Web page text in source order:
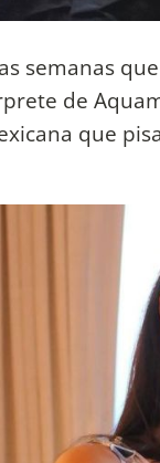
semanas
de
que